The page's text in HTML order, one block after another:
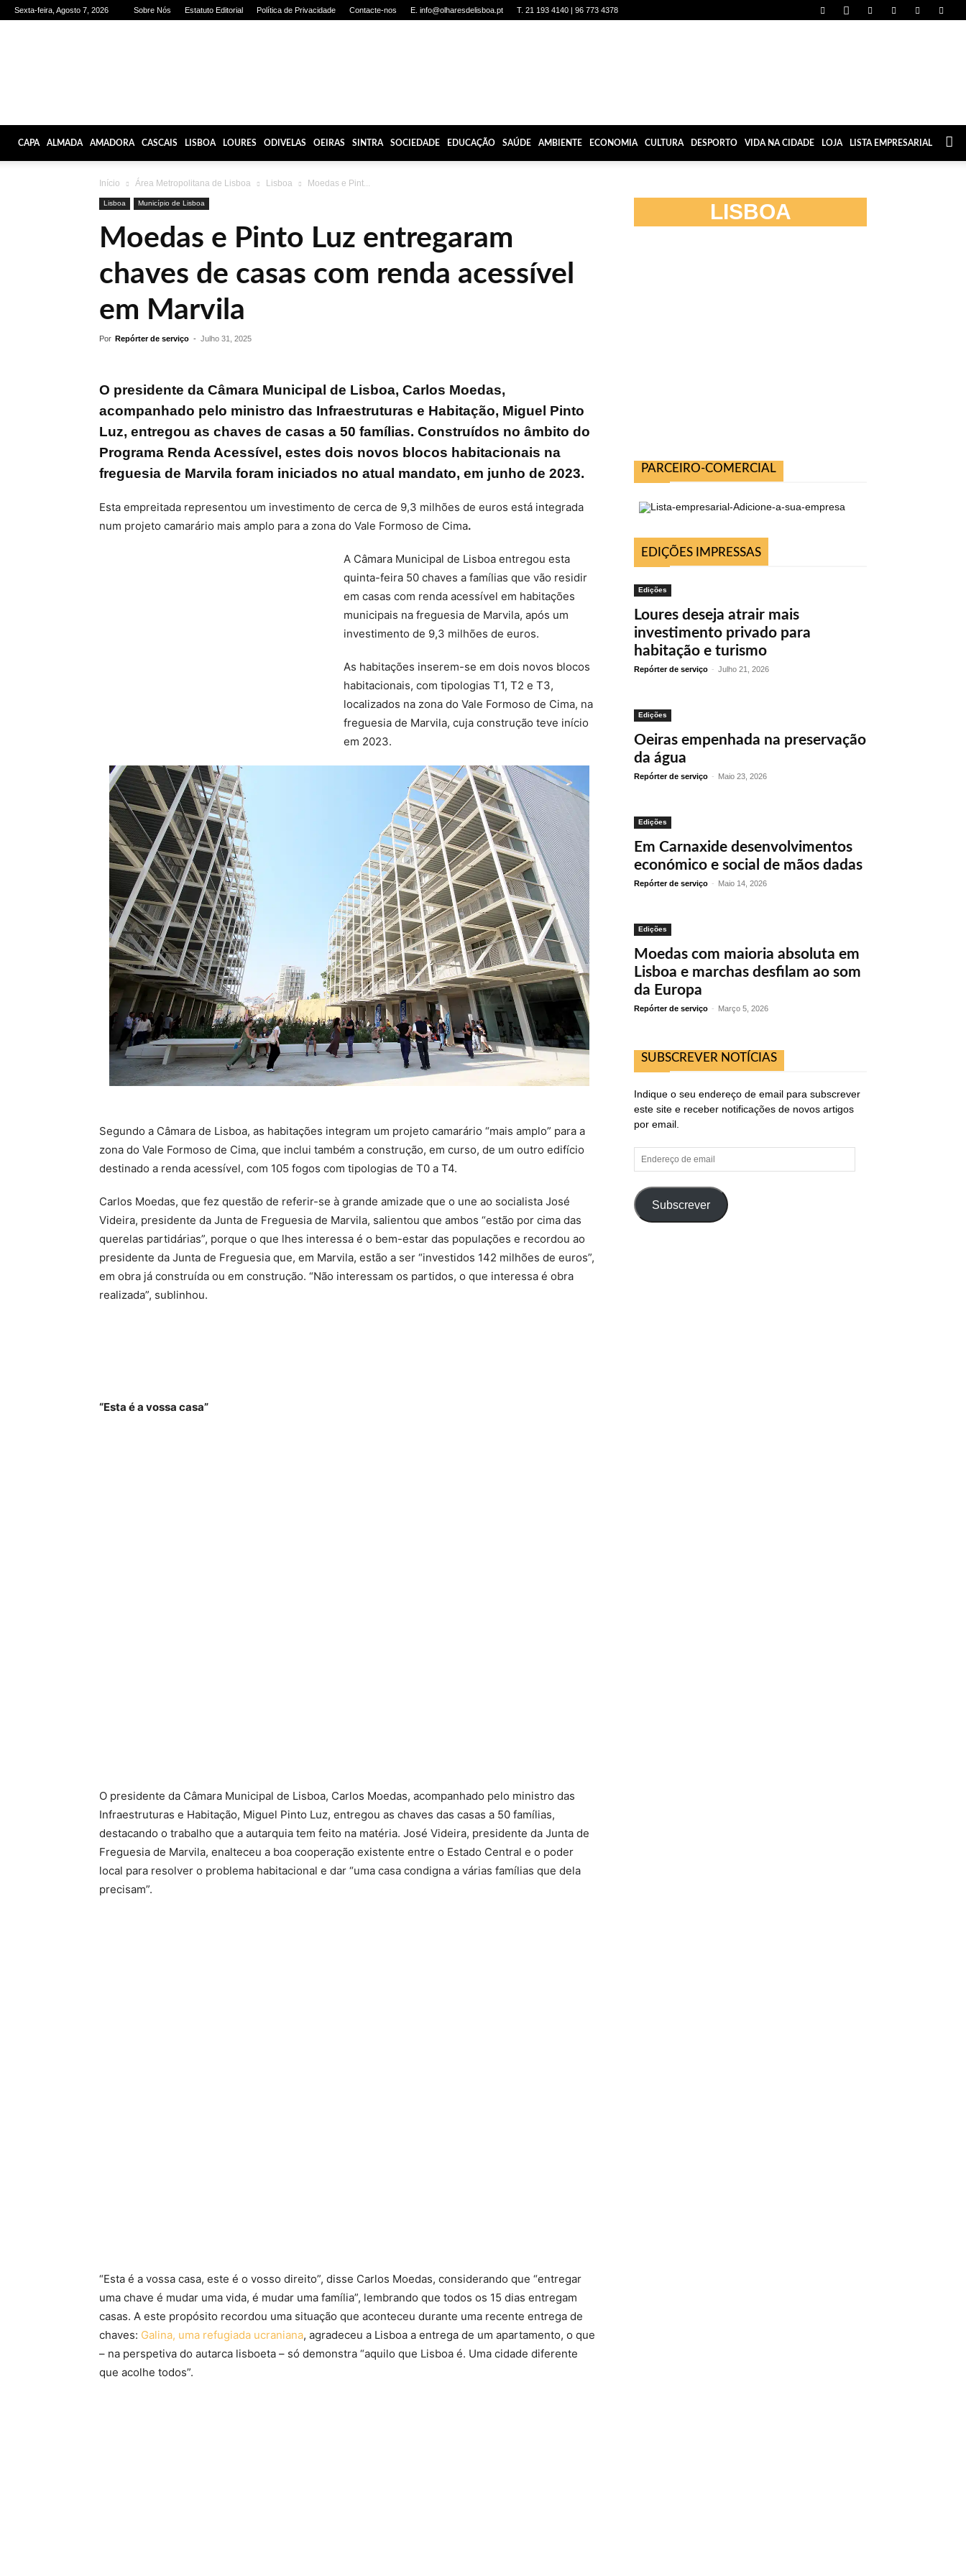
Sexta-feira, Agosto 7, 2026 Sobre Nós Estatuto Editorial Política de Privacidade Contacte-nos E. info@olharesdelisboa.pt T. 21 193 4140 | 96 773 4378
CAPA ALMADA AMADORA CASCAIS LISBOA LOURES ODIVELAS OEIRAS SINTRA SOCIEDADE EDUCAÇÃO SAÚDE AMBIENTE ECONOMIA CULTURA DESPORTO VIDA NA CIDADE LOJA LISTA EMPRESARIAL
Início Área Metropolitana de Lisboa Lisboa Moedas e Pint...
Lisboa Município de Lisboa
Moedas e Pinto Luz entregaram
chaves de casas com renda acessível
em Marvila
Por Repórter de serviço - Julho 31, 2025
O presidente da Câmara Municipal de Lisboa, Carlos Moedas,
acompanhado pelo ministro das Infraestruturas e Habitação, Miguel Pinto
Luz, entregou as chaves de casas a 50 famílias. Construídos no âmbito do
Programa Renda Acessível, estes dois novos blocos habitacionais na
freguesia de Marvila foram iniciados no atual mandato, em junho de 2023.
Esta empreitada representou um investimento de cerca de 9,3 milhões de euros está integrada
num projeto camarário mais amplo para a zona do Vale Formoso de Cima.
A Câmara Municipal de Lisboa entregou esta
quinta-feira 50 chaves a famílias que vão residir
em casas com renda acessível em habitações
municipais na freguesia de Marvila, após um
investimento de 9,3 milhões de euros.
As habitações inserem-se em dois novos blocos
habitacionais, com tipologias T1, T2 e T3,
localizados na zona do Vale Formoso de Cima, na
freguesia de Marvila, cuja construção teve início
em 2023.
Segundo a Câmara de Lisboa, as habitações integram um projeto camarário “mais amplo” para a
zona do Vale Formoso de Cima, que inclui também a construção, em curso, de um outro edifício
destinado a renda acessível, com 105 fogos com tipologias de T0 a T4.
Carlos Moedas, que fez questão de referir-se à grande amizade que o une ao socialista José
Videira, presidente da Junta de Freguesia de Marvila, salientou que ambos “estão por cima das
querelas partidárias”, porque o que lhes interessa é o bem-estar das populações e recordou ao
presidente da Junta de Freguesia que, em Marvila, estão a ser “investidos 142 milhões de euros”,
em obra já construída ou em construção. “Não interessam os partidos, o que interessa é obra
realizada”, sublinhou.
“Esta é a vossa casa”
O presidente da Câmara Municipal de Lisboa, Carlos Moedas, acompanhado pelo ministro das
Infraestruturas e Habitação, Miguel Pinto Luz, entregou as chaves das casas a 50 famílias,
destacando o trabalho que a autarquia tem feito na matéria. José Videira, presidente da Junta de
Freguesia de Marvila, enalteceu a boa cooperação existente entre o Estado Central e o poder
local para resolver o problema habitacional e dar “uma casa condigna a várias famílias que dela
precisam”.
“Esta é a vossa casa, este é o vosso direito”, disse Carlos Moedas, considerando que “entregar
uma chave é mudar uma vida, é mudar uma família”, lembrando que todos os 15 dias entregam
casas. A este propósito recordou uma situação que aconteceu durante uma recente entrega de
chaves: Galina, uma refugiada ucraniana, agradeceu a Lisboa a entrega de um apartamento, o que
– na perspetiva do autarca lisboeta – só demonstra “aquilo que Lisboa é. Uma cidade diferente
que acolhe todos”.
LISBOA
PARCEIRO-COMERCIAL
EDIÇÕES IMPRESSAS
Edições
Loures deseja atrair mais
investimento privado para
habitação e turismo
Repórter de serviço - Julho 21, 2026
Edições
Oeiras empenhada na preservação
da água
Repórter de serviço - Maio 23, 2026
Edições
Em Carnaxide desenvolvimentos
económico e social de mãos dadas
Repórter de serviço - Maio 14, 2026
Edições
Moedas com maioria absoluta em
Lisboa e marchas desfilam ao som
da Europa
Repórter de serviço - Março 5, 2026
SUBSCREVER NOTÍCIAS
Indique o seu endereço de email para subscrever
este site e receber notificações de novos artigos
por email.
Endereço
de
Subscrever